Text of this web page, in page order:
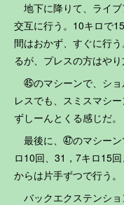
地下に降りて、ライ
交互に行う。10キロで
間はおかず、すぐに行
るが、プレスの方はや
㊺のマシーンで、シ
レスでも、スミスマシ
ずしーんとくる感じだ。
最後に、㊼のマシー
ロ10回、31，7キロ15
からは片手ずつで行う。
バックエクステンシ